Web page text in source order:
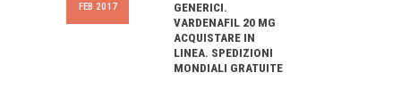
FEB 2017
GENERICI.
VARDENAFIL 20 MG
ACQUISTARE IN
LINEA. SPEDIZIONI
MONDIALI GRATUITE